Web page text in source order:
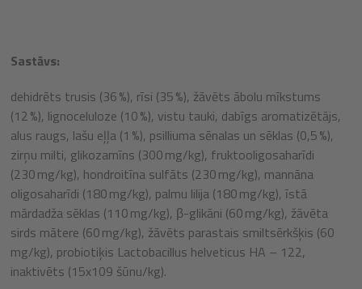
Sastāvs:
dehidrēts trusis (36 %), rīsi (35 %), žāvēts ābolu mīkstums
(12 %), lignoceluloze (10 %), vistu tauki, dabīgs aromatizētājs,
alus raugs, lašu eļļa (1 %), psilliuma sēnalas un sēklas (0,5 %),
zirņu milti, glikozamīns (300 mg/kg), fruktooligosaharīdi
(230 mg/kg), hondroitīna sulfāts (230 mg/kg), mannāna
oligosaharīdi (180 mg/kg), palmu lilija (180 mg/kg), īstā
mārdadža sēklas (110 mg/kg), β-glikāni (60 mg/kg), žāvēta
sirds mātere (60 mg/kg), žāvēts parastais smiltsērkšķis (60
mg/kg), probiotiķis Lactobacillus helveticus HA – 122,
inaktivēts (15x109 šūnu/kg).